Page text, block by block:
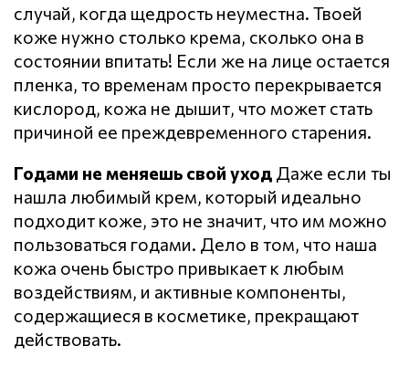
случай, когда щедрость неуместна. Твоей
коже нужно столько крема, сколько она в
состоянии впитать! Если же на лице остается
пленка, то временам просто перекрывается
кислород, кожа не дышит, что может стать
причиной ее преждевременного старения.
Годами не меняешь свой уход Даже если ты
нашла любимый крем, который идеально
подходит коже, это не значит, что им можно
пользоваться годами. Дело в том, что наша
кожа очень быстро привыкает к любым
воздействиям, и активные компоненты,
содержащиеся в косметике, прекращают
действовать.